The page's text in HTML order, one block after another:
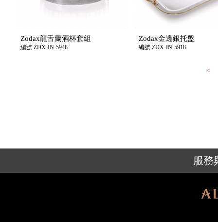
Zodax龍舌蘭酒杯套組
編號 ZDX-IN-5948
Zodax金邊銀托盤
編號 ZDX-IN-5918
<
服務